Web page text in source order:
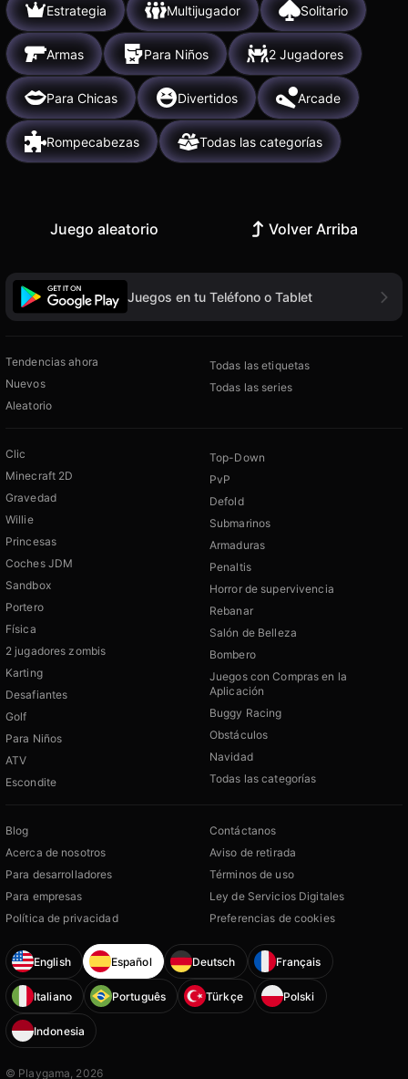
Estrategia Multijugador Solitario
Armas Para Niños 2 Jugadores
Para Chicas Divertidos Arcade
Rompecabezas Todas las categorías
Juego aleatorio Volver Arriba
Juegos en tu Teléfono o Tablet
Tendencias ahora
Nuevos
Aleatorio
Todas las etiquetas
Todas las series
Clic
Minecraft 2D
Gravedad
Willie
Princesas
Coches JDM
Sandbox
Portero
Física
2 jugadores zombis
Karting
Desafiantes
Golf
Para Niños
ATV
Escondite
Top-Down
PvP
Defold
Submarinos
Armaduras
Penaltis
Horror de supervivencia
Rebanar
Salón de Belleza
Bombero
Juegos con Compras en la
Aplicación
Buggy Racing
Obstáculos
Navidad
Todas las categorías
Blog
Acerca de nosotros
Para desarrolladores
Para empresas
Política de privacidad
Contáctanos
Aviso de retirada
Términos de uso
Ley de Servicios Digitales
Preferencias de cookies
English Español Deutsch Français
Italiano Português Türkçe Polski
Indonesia
© Playgama, 2026